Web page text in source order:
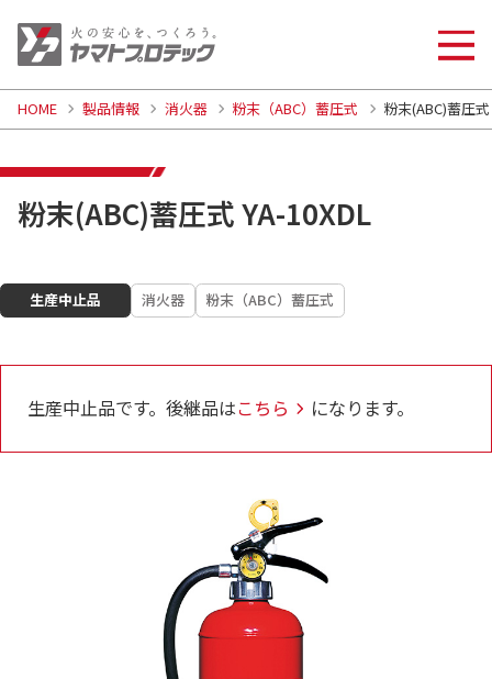
粉末(ABC)蓄圧式 YA-10XDL
HOME 製品情報 消火器 粉末（ABC）蓄圧式 粉末(ABC)蓄圧
生産中止品 消火器 粉末（ABC）蓄圧式
生産中止品です。後継品はこちら になります。